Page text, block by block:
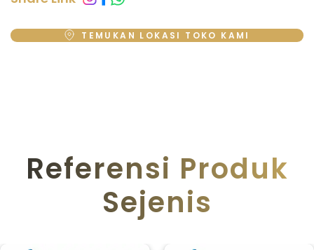
TEMUKAN LOKASI TOKO KAMI
Referensi Produk
Sejenis